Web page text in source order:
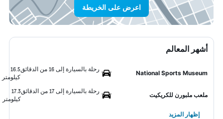
اعرض على الخريطة
أشهر المعالم
National Sports Museum
رحلة بالسيارة إلى 16 من الدقائق
16.5
كيلومتر
ملعب ملبورن للكريكيت
رحلة بالسيارة إلى 17 من الدقائق
17.3
كيلومتر
إظهار المزيد